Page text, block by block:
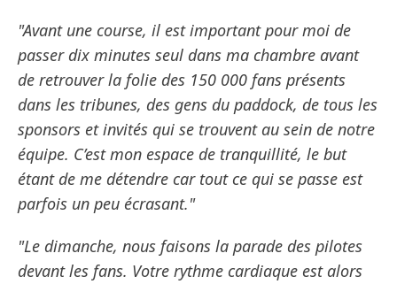
"Avant une course, il est important pour moi de
passer dix minutes seul dans ma chambre avant
de retrouver la folie des 150 000 fans présents
dans les tribunes, des gens du paddock, de tous les
sponsors et invités qui se trouvent au sein de notre
équipe. C’est mon espace de tranquillité, le but
étant de me détendre car tout ce qui se passe est
parfois un peu écrasant."
"Le dimanche, nous faisons la parade des pilotes
devant les fans. Votre rythme cardiaque est alors